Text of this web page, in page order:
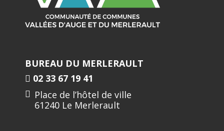
BUREAU DU MERLERAULT
02 33 67 19 41
Place de l’hôtel de ville
61240 Le Merlerault